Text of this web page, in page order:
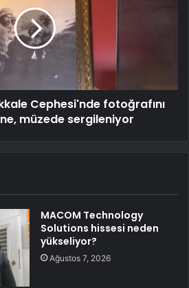
Cephesi'nde fotoğrafını
müzede sergileniyor
MACOM Technology
Solutions hissesi neden
yükseliyor?
Ağustos 7, 2026